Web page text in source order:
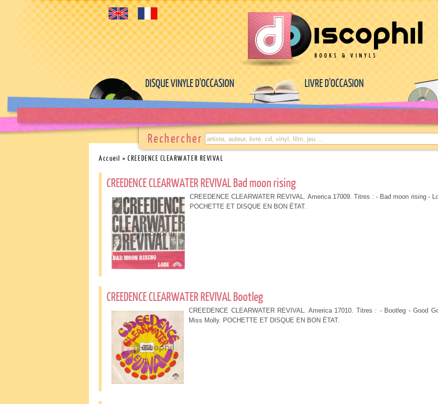
DISQUE VINYLE D'OCCASION LIVRE D'OCCASION
Rechercher
Accueil > CREEDENCE CLEARWATER REVIVAL
CREEDENCE CLEARWATER REVIVAL Bad moon rising
CREEDENCE CLEARWATER REVIVAL. America 17009. Titres : - Bad moon rising -
POCHETTE ET DISQUE EN BON ÉTAT.
CREEDENCE CLEARWATER REVIVAL Bootleg
CREEDENCE CLEARWATER REVIVAL. America 17010. Titres : - Bootleg - Good
Miss Molly. POCHETTE ET DISQUE EN BON ÉTAT.